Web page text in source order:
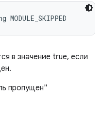
в значение true, если
пропущен"